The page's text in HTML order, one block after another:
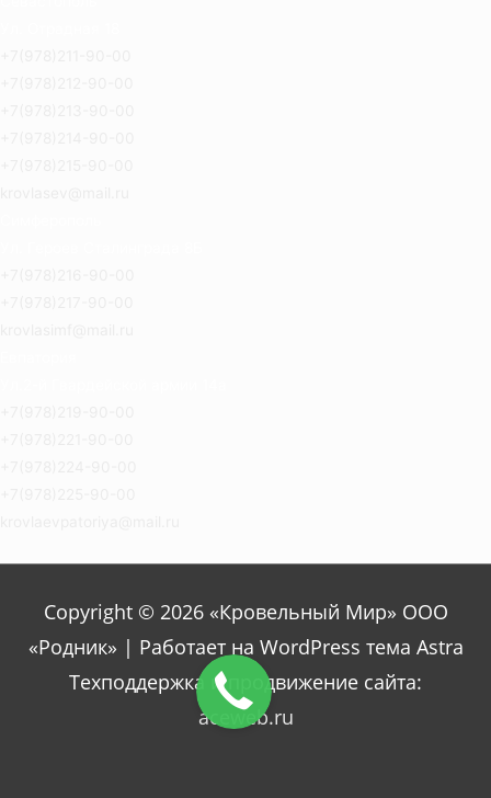
Copyright © 2026 «Кровельный Мир» ООО
«Родник» | Работает на WordPress тема Astra
Техподдержка и продвижение сайта:
aceweb.ru